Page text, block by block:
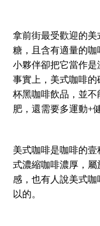
拿前街最受歡迎的
糖，且含有適量的
小夥伴卻把它當作是
事實上，美式咖啡
杯黑咖啡飲品，並
肥，還需要多運動+
美式咖啡是咖啡的
式濃縮咖啡濃厚，
感，也有人說美式
以的。